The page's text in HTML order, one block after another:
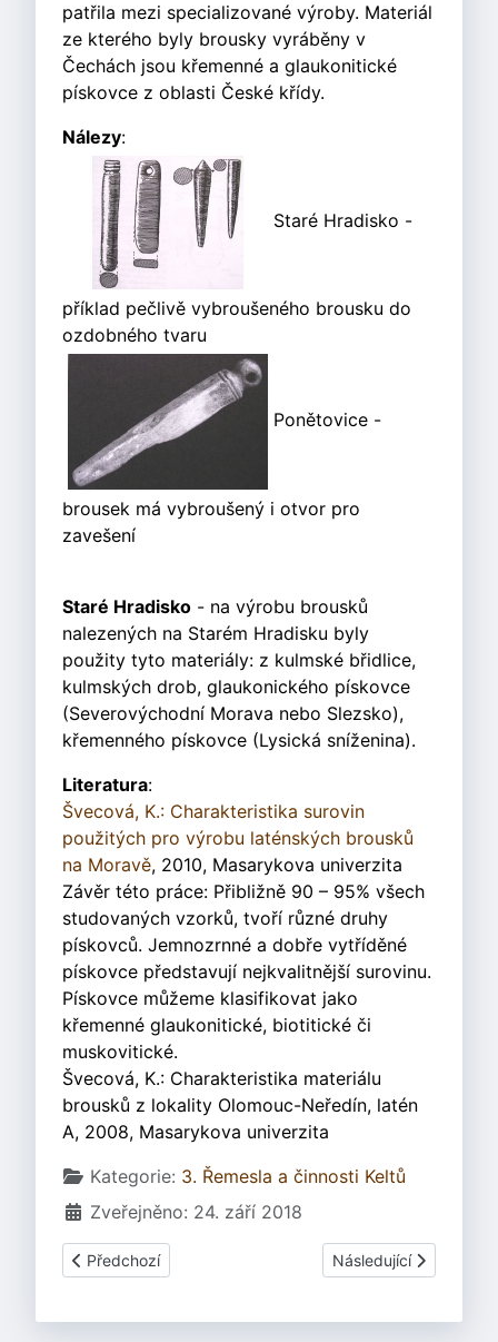
patřila mezi specializované výroby. Materiál
ze kterého byly brousky vyráběny v
Čechách jsou křemenné a glaukonitické
pískovce z oblasti České křídy.
Nálezy:
Staré Hradisko -
příklad pečlivě vybroušeného brousku do
ozdobného tvaru
Ponětovice -
brousek má vybroušený i otvor pro
zavešení
Staré Hradisko - na výrobu brousků
nalezených na Starém Hradisku byly
použity tyto materiály: z kulmské břidlice,
kulmských drob, glaukonického pískovce
(Severovýchodní Morava nebo Slezsko),
křemenného pískovce (Lysická sníženina).
Literatura:
Švecová, K.: Charakteristika surovin
použitých pro výrobu laténských brousků
na Moravě, 2010, Masarykova univerzita
Závěr této práce: Přibližně 90 – 95% všech
studovaných vzorků, tvoří různé druhy
pískovců. Jemnozrnné a dobře vytříděné
pískovce představují nejkvalitnější surovinu.
Pískovce můžeme klasifikovat jako
křemenné glaukonitické, biotitické či
muskovitické.
Švecová, K.: Charakteristika materiálu
brousků z lokality Olomouc-Neředín, latén
A, 2008, Masarykova univerzita
Základní údaje
Kategorie: 3. Řemesla a činnosti Keltů
Zveřejněno: 24. září 2018
Předchozí článek: 3.06.3.4 Bronzové nádoby
Předchozí Další článek: 3.12
Následující